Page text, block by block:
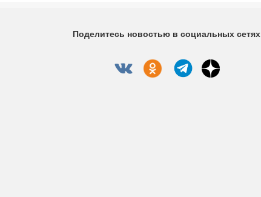
Поделитесь новостью в социальных сетях